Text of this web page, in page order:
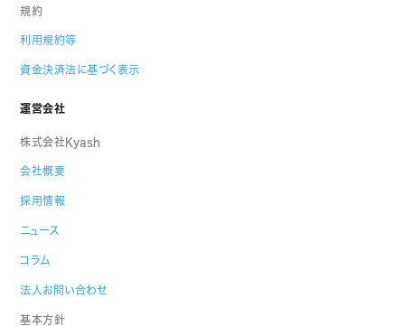
規約
利用規約等
資金決済法に基づく表示
運営会社
株式会社Kyash
会社概要
採用情報
ニュース
コラム
法人お問い合わせ
基本方針